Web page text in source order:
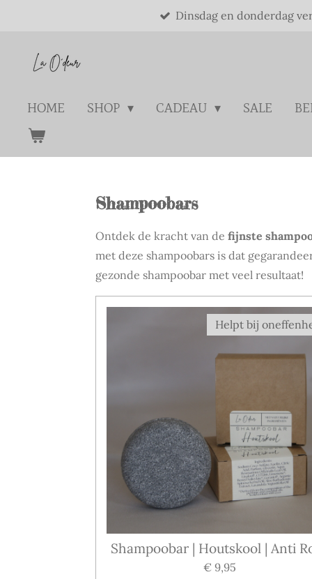
Dinsdag en donderdag
HOME SHOP CADEAU SALE
Shampoobars
Ontdek de kracht van de fijnste
met deze shampoobars is dat
gezonde shampoobar met veel resultaat!
Helpt bij
Shampoobar | Houtskool | Anti
€ 9,95